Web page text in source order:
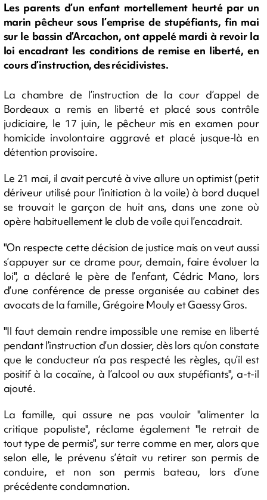
Les parents d’un enfant mortellement heurté par un
marin pêcheur sous l’emprise de stupéfiants, fin mai
sur le bassin d’Arcachon, ont appelé mardi à revoir la
loi encadrant les conditions de remise en liberté, en
cours d’instruction, des récidivistes.
La chambre de l’instruction de la cour d’appel de
Bordeaux a remis en liberté et placé sous contrôle
judiciaire, le 17 juin, le pêcheur mis en examen pour
homicide involontaire aggravé et placé jusque-là en
détention provisoire.
Le 21 mai, il avait percuté à vive allure un optimist (petit
dériveur utilisé pour l’initiation à la voile) à bord duquel
se trouvait le garçon de huit ans, dans une zone où
opère habituellement le club de voile qui l’encadrait.
"On respecte cette décision de justice mais on veut aussi
s’appuyer sur ce drame pour, demain, faire évoluer la
loi", a déclaré le père de l’enfant, Cédric Mano, lors
d’une conférence de presse organisée au cabinet des
avocats de la famille, Grégoire Mouly et Gaessy Gros.
"Il faut demain rendre impossible une remise en liberté
pendant l’instruction d’un dossier, dès lors qu’on constate
que le conducteur n’a pas respecté les règles, qu’il est
positif à la cocaïne, à l’alcool ou aux stupéfiants", a-t-il
ajouté.
La famille, qui assure ne pas vouloir "alimenter la
critique populiste", réclame également "le retrait de
tout type de permis", sur terre comme en mer, alors que
selon elle, le prévenu s’était vu retirer son permis de
conduire, et non son permis bateau, lors d’une
précédente condamnation.